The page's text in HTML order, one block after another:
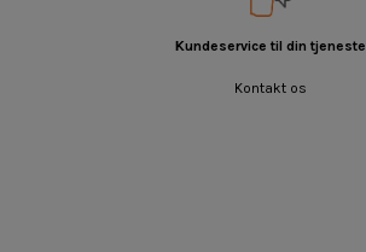
Kundeservice til din tjeneste
Kontakt os